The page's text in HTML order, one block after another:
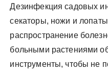
Дезинфекция садовых
секаторы, ножи и
распространение
больными растениями
инструменты, чтобы не